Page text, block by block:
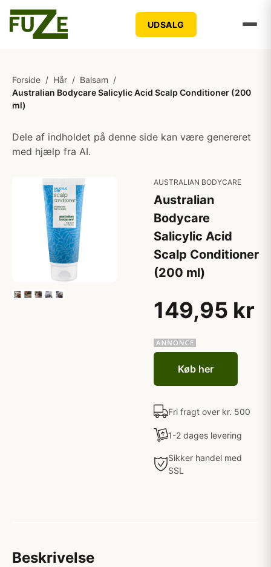
UDSALG
Forside / Hår / Balsam /
Australian Bodycare Salicylic Acid Scalp Conditioner (200
ml)
Dele af indholdet på denne side kan være genereret
med hjælp fra AI.
AUSTRALIAN BODYCARE
Australian
Bodycare
Salicylic Acid
Scalp Conditioner
(200 ml)
149,95 kr
Køb her
Fri fragt over kr. 500
1-2 dages levering
Sikker handel med
SSL
Beskrivelse